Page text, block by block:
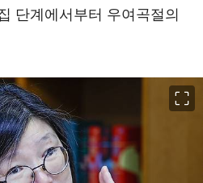
단계에서부터 우여곡절의